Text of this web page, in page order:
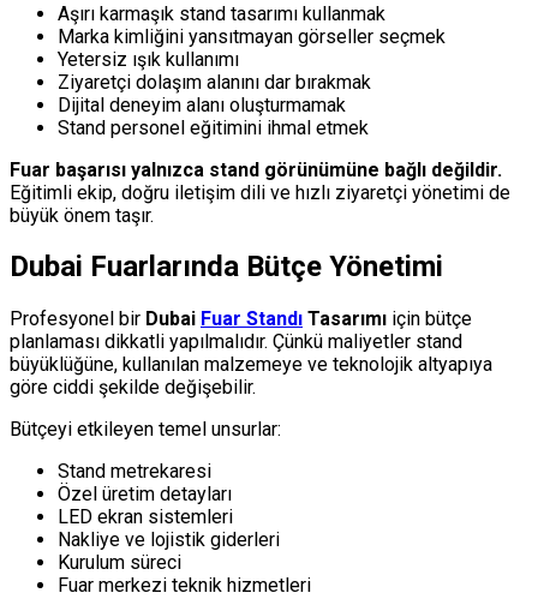
Aşırı karmaşık stand tasarımı kullanmak
Marka kimliğini yansıtmayan görseller seçmek
Yetersiz ışık kullanımı
Ziyaretçi dolaşım alanını dar bırakmak
Dijital deneyim alanı oluşturmamak
Stand personel eğitimini ihmal etmek
Fuar başarısı yalnızca stand görünümüne bağlı değildir.
Eğitimli ekip, doğru iletişim dili ve hızlı ziyaretçi yönetimi de
büyük önem taşır.
Dubai Fuarlarında Bütçe Yönetimi
Profesyonel bir Dubai Fuar Standı Tasarımı için bütçe
planlaması dikkatli yapılmalıdır. Çünkü maliyetler stand
büyüklüğüne, kullanılan malzemeye ve teknolojik altyapıya
göre ciddi şekilde değişebilir.
Bütçeyi etkileyen temel unsurlar:
Stand metrekaresi
Özel üretim detayları
LED ekran sistemleri
Nakliye ve lojistik giderleri
Kurulum süreci
Fuar merkezi teknik hizmetleri